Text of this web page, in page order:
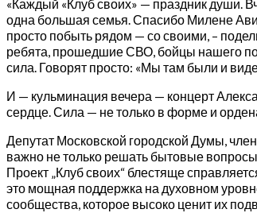
«Каждый «Клуб своих» — праздник души.
одна большая семья. Спасибо Милене
просто побыть рядом — со своими, –
ребята, прошедшие СВО, бойцы нашего
сила. Говорят просто: «Мы там были и
И — кульминация вечера — концерт
сердце. Сила — не только в форме и
Депутат Московской городской Думы,
важно не только решать бытовые
Проект „Клуб своих“ блестяще
это мощная поддержка на духовном
сообщества, которое высоко ценит их